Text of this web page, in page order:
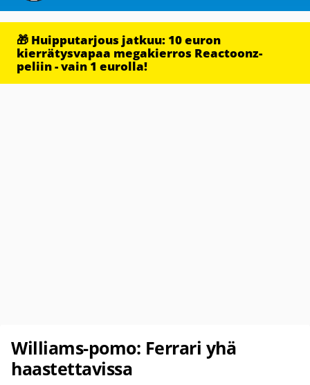
🎁 Huipputarjous jatkuu: 10 euron
kierrätysvapaa megakierros Reactoonz-
peliin - vain 1 eurolla!
Williams-pomo: Ferrari yhä
haastettavissa